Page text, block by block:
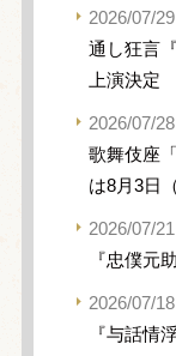
2026/07/29
通し狂言
上演決定
2026/07/28
歌舞伎座
は8月3日
2026/07/21
『忠僕元
2026/07/18
『与話情